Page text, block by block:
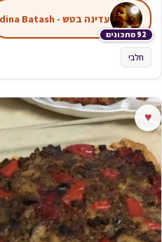
92 מתכונים
עדינה בטש - Adina Batash
חלבי
♥